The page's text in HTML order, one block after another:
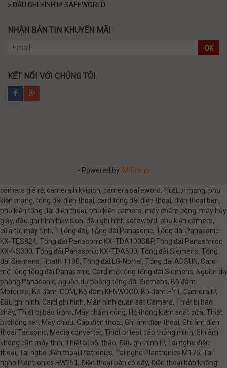
» ĐẦU GHI HÌNH IP SAFEWORLD
NHẬN BẢN TIN KHUYẾN MÃI
OK
KẾT NỐI VỚI CHÚNG TÔI
- Powered by IM Group
camera giá rẻ, camera hikvision, camera safeword, thiết bị mạng, phụ
kiện mạng, tổng đài điện thoại, card tổng đài điện thoại, điện thoại bàn,
phụ kiện tổng đài điện thoại, phụ kiện camera, máy chấm công, máy hủy
giấy, đầu ghi hình hikvision, đầu ghi hình safeword, phụ kiện camera,
cữa từ, máy tính, TTổng đài, Tổng đài Panasonic, Tổng đài Panasonic
KX-TES824, Tổng đài Panasonic KX-TDA100DBP,Tổng đài Panasonioc
KX-NS300, Tổng đài Panasonic KX-TDA600, Tổng đài Siemens, Tổng
đài Siemens Hipath 1190, Tổng đài LG-Nortel, Tổng đài ADSUN, Card
mở rộng tổng đài Panasonic, Card mở rộng tổng đài Siemens, Nguồn dự
phòng Panasonic, nguồn dự phòng tổng đài Siemens, Bộ đàm
Motorola, Bộ đàm ICOM, Bộ đàm KENWOOD, Bộ đàm HYT, Camera IP,
Đầu ghi hình, Card ghi hình, Màn hình quan sát Camera, Thiết bị báo
cháy, Thiết bị báo trộm, Máy chấm công, Hệ thống kiểm soát cửa, Thiết
bị chống sét, Máy chiếu, Cáp điện thoại, Ghi âm điện thoại, Ghi âm điện
thoại Tansonic, Media converter, Thiết bị test cáp thông minh, Ghi âm
không cần máy tính, Thiết bị hội thảo, Đầu ghi hình IP, Tai nghe điện
thoại, Tai nghe điện thoại Platronics, Tai nghe Plantronics M175, Tai
nghe Plantronics HW251, Điện thoại bàn có dây, Điện thoại bàn không